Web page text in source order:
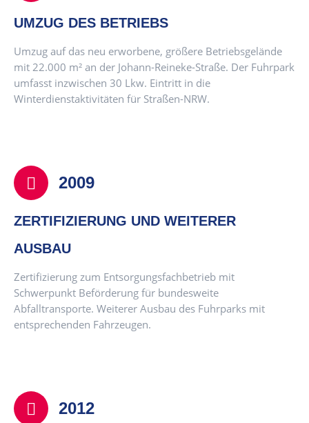
UMZUG DES BETRIEBS
Umzug auf das neu erworbene, größere Betriebsgelände
mit 22.000 m² an der Johann-Reineke-Straße. Der Fuhrpark
umfasst inzwischen 30 Lkw. Eintritt in die
Winterdienstaktivitäten für Straßen-NRW.
2009
ZERTIFIZIERUNG UND WEITERER
AUSBAU
Zertifizierung zum Entsorgungsfachbetrieb mit
Schwerpunkt Beförderung für bundesweite
Abfalltransporte. Weiterer Ausbau des Fuhrparks mit
entsprechenden Fahrzeugen.
2012